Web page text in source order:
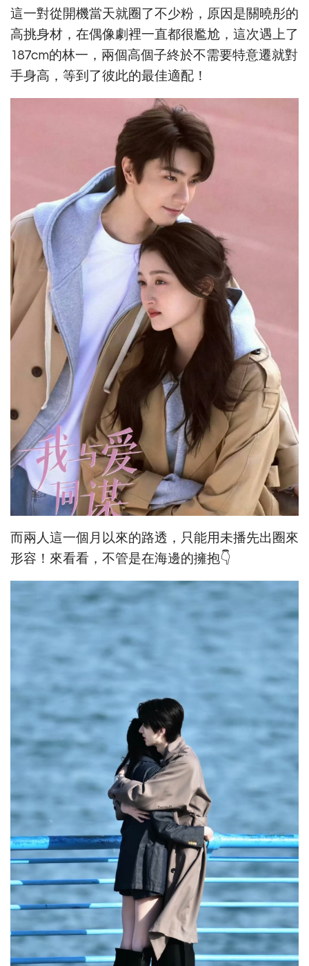
這一對從開機當天就圈了不少粉，原因是關曉彤的
高挑身材，在偶像劇裡一直都很尷尬，這次遇上了
187cm的林一，兩個高個子終於不需要特意遷就對
手身高，等到了彼此的最佳適配！
而兩人這一個月以來的路透，只能用未播先出圈來
形容！來看看，不管是在海邊的擁抱👇